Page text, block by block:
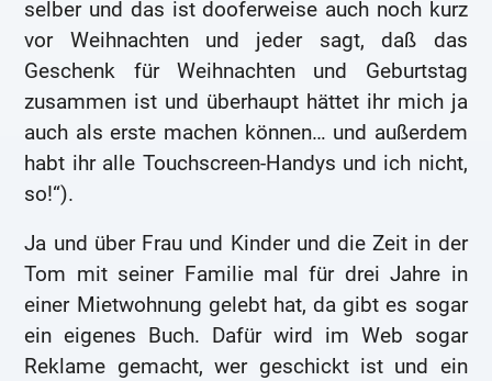
selber und das ist dooferweise auch noch kurz
vor Weihnachten und jeder sagt, daß das
Geschenk für Weihnachten und Geburtstag
zusammen ist und überhaupt hättet ihr mich ja
auch als erste machen können… und außerdem
habt ihr alle Touchscreen-Handys und ich nicht,
so!“).
Ja und über Frau und Kinder und die Zeit in der
Tom mit seiner Familie mal für drei Jahre in
einer Mietwohnung gelebt hat, da gibt es sogar
ein eigenes Buch. Dafür wird im Web sogar
Reklame gemacht, wer geschickt ist und ein